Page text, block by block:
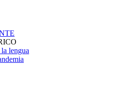
lengua